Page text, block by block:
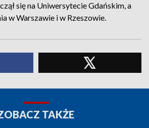
się na Uniwersytecie Gdańskim, a
w Warszawie i w Rzeszowie.
TAKŻE